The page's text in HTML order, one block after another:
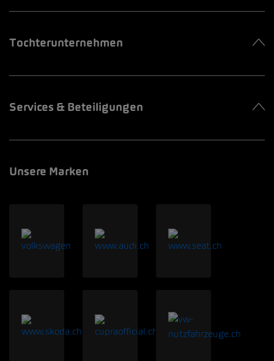
Tochterunternehmen
Services & Beteiligungen
Unsere Marken